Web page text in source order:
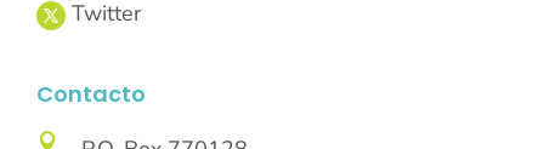
Contacto
